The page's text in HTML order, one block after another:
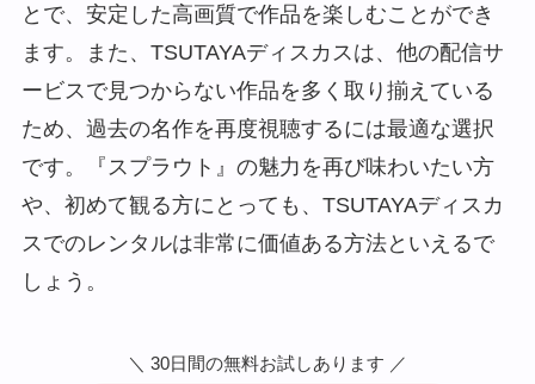
とで、安定した高画質で作品を楽しむことができ
ます。また、TSUTAYAディスカスは、他の配信サ
ービスで見つからない作品を多く取り揃えている
ため、過去の名作を再度視聴するには最適な選択
です。『スプラウト』の魅力を再び味わいたい方
や、初めて観る方にとっても、TSUTAYAディスカ
スでのレンタルは非常に価値ある方法といえるで
しょう。
＼ 30日間の無料お試しあります ／